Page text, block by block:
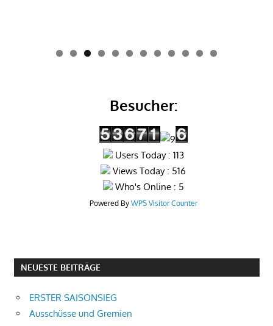
0 1 2
Besucher:
Users Today : 113
Views Today : 516
Who's Online : 5
Powered By WPS Visitor Counter
NEUESTE BEITRÄGE
ERSTER SAISONSIEG
Ausschüsse und Gremien